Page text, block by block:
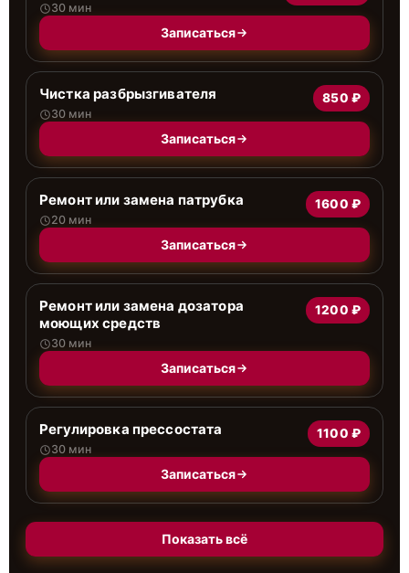
30 мин
Записаться
Чистка разбрызгивателя
30 мин
850 ₽
Записаться
Ремонт или замена патрубка
20 мин
1600 ₽
Записаться
Ремонт или замена дозатора
моющих средств
30 мин
1200 ₽
Записаться
Регулировка прессостата
30 мин
1100 ₽
Записаться
Показать всё